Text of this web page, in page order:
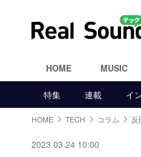
HOME MUSIC
特集 連載 イ
HOME TECH コラム
2023.03.24 10:00